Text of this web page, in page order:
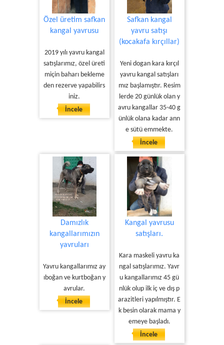
Özel üretim safkan
kangal yavrusu
2019 yılı yavru kangal
satışlarımız, özel üreti
miçin baharı bekleme
den rezerve yapabilirs
iniz.
İncele
Safkan kangal
yavru satışı
(kocakafa kırçıllar)
Yeni dogan kara kırçıl
yavru kangal satışları
mız başlamıştır. Resim
lerde 20 günlük olan y
avru kangallar 35-40 g
ünlük olana kadar ann
e sütü emmekte.
İncele
Damızlık
kangallarımızın
yavruları
Yavru kangallarımız ay
ıboğan ve kurtboğan y
avrular.
İncele
Kangal yavrusu
satışları.
Kara maskeli yavru ka
ngal satışlarımız. Yavr
u kangallarımız 45 gü
nlük olup ilk iç ve dış p
arazitleri yapılmıştır. E
k besin olarak mama y
emeye başladı.
İncele